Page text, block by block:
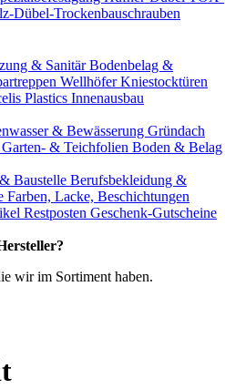
Dübel-Trockenbauschrauben
& SanitärBodenbelag &
Wellhöfer Kniestocktüren
Plastics Innenausbau
& Bewässerung Gründach
Garten- & Teichfolien Boden & Belag
Baustelle Berufsbekleidung &
Farben, Lacke, Beschichtungen
Restposten Geschenk-Gutscheine
wir im Sortiment haben.